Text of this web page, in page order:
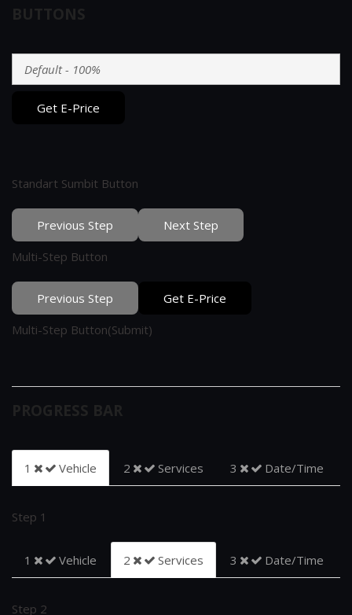
BUTTONS
Get E-Price
Standart Sumbit Button
Previous Step
Next Step
Multi-Step Button
Previous Step
Get E-Price
Multi-Step Button(Submit)
PROGRESS BAR
1 Vehicle 2 Services 3 Date/Time
Step 1
1 Vehicle 2 Services 3 Date/Time
Step 2